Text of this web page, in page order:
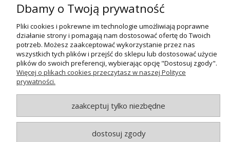
MOJE KONTO
PŁATNOŚCI I DOSTAWA
INFORMACJE
© MAXSOTE 2026.Wszystkie prawa zastrzeżone.
Dbamy o Twoją prywatność
Pliki cookies i pokrewne im technologie umożliwiają poprawne
działanie strony i pomagają nam dostosować ofertę do Twoich
potrzeb. Możesz zaakceptować wykorzystanie przez nas
wszystkich tych plików i przejść do sklepu lub dostosować użycie
plików do swoich preferencji, wybierając opcję "Dostosuj zgody".
Więcej o plikach cookies przeczytasz w naszej Polityce
prywatności.
zaakceptuj tylko niezbędne
dostosuj zgody